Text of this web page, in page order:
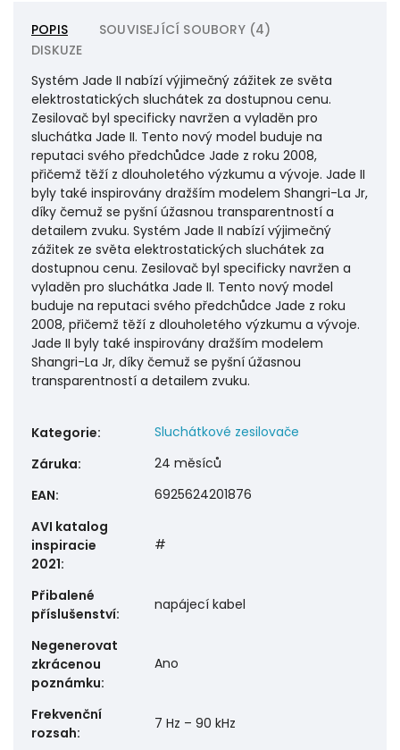
POPIS
SOUVISEJÍCÍ SOUBORY (4)
DISKUZE
Systém Jade II nabízí výjimečný zážitek ze světa
elektrostatických sluchátek za dostupnou cenu.
Zesilovač byl specificky navržen a vyladěn pro
sluchátka Jade II. Tento nový model buduje na
reputaci svého předchůdce Jade z roku 2008,
přičemž těží z dlouholetého výzkumu a vývoje. Jade II
byly také inspirovány dražším modelem Shangri-La Jr,
díky čemuž se pyšní úžasnou transparentností a
detailem zvuku. Systém Jade II nabízí výjimečný
zážitek ze světa elektrostatických sluchátek za
dostupnou cenu. Zesilovač byl specificky navržen a
vyladěn pro sluchátka Jade II. Tento nový model
buduje na reputaci svého předchůdce Jade z roku
2008, přičemž těží z dlouholetého výzkumu a vývoje.
Jade II byly také inspirovány dražším modelem
Shangri-La Jr, díky čemuž se pyšní úžasnou
transparentností a detailem zvuku.
Kategorie:
Sluchátkové zesilovače
Záruka:
24 měsíců
EAN:
6925624201876
AVI katalog
inspiracie
2021:
#
Přibalené
příslušenství:
napájecí kabel
Negenerovat
zkrácenou
poznámku:
Ano
Frekvenční
rozsah:
7 Hz – 90 kHz